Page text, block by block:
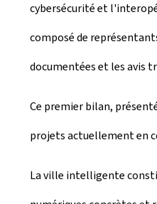
cybersécurité et
composé de
documentées et les avis
Ce premier bilan,
projets actuellement en
La ville intelligente